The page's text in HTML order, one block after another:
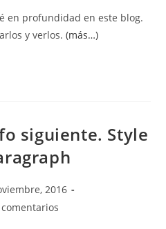
en profundidad en este blog.
y verlos.(más…)
siguiente. Style
2016